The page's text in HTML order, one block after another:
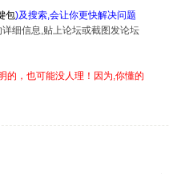
包)及搜索,会让你更快解决问题
细信息,贴上论坛或截图发论坛
的，也可能没人理！因为,你懂的